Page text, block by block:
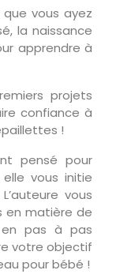
vous ayez
la naissance
apprendre à
projets
confiance à
!
pensé pour
vous initie
vous
en matière de
pas à pas
votre objectif
pour bébé !